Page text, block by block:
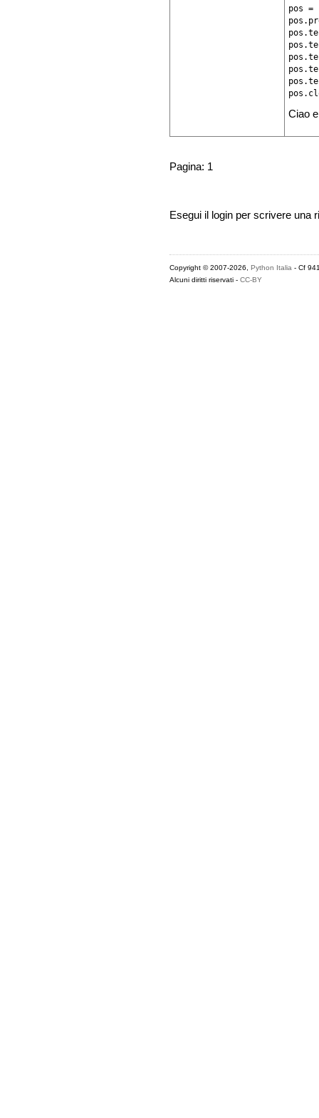
pos =
Ciao
Pagina: 1
Esegui il login per scrivere una
Copyright © 2007-2026, Python Italia- Cf
Alcuni diritti riservati - CC-BY